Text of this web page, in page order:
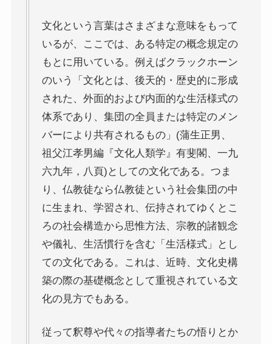
連載「『レ・ミゼラブル』を読む」
第一部
ドストエフスキー資料データベース
ドストエフスキー作品
ドストエフスキー伝記
ドストエフスキー論
ドストエフスキーとキリスト教
ドストエフスキーとフロイトの父親殺し
ドストエフスキーゆかりの地を巡る旅
文化という言葉はさまざまな意味をもって
いるが、ここでは、ある特定の概念規定の
もとに用いている。例えばクラックホーン
のいう「文化とは、後天的・歴史的に形成
された、外面的および内面的な生活様式の
体系であり、集団の全員または特定のメン
バーにより共有されるもの」(蒲生正男、
祖父江孝男編『文化人類学』有斐閣、一九
六九年，八頁)としての文化である。つま
り、仏教徒なら仏教徒という社会集団の中
に生まれ、学習され、伝持されてゆくとこ
ろの社会構造から思惟方法、宗教的諸観念
や儀礼、生活慣行を含む「生活様式」とし
ての文化である。これは、近時、文化史構
築の際の基礎概念として重視されている文
化の見方でもある。
従って釈尊や代々の指導者たちの悟りとか